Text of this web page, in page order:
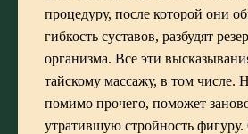
процедуру, после которой они
гибкость суставов, разбудят
организма. Все эти
тайскому массажу, в том числе.
помимо прочего, поможет
утратившую стройность фигуру.